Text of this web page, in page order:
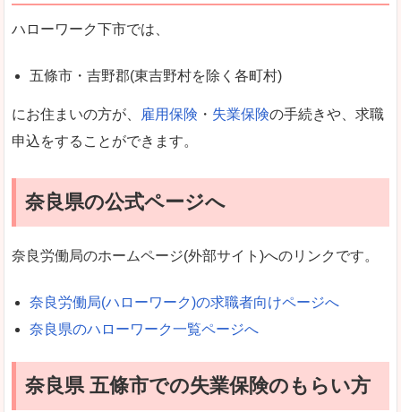
ハローワーク下市では、
五條市・吉野郡(東吉野村を除く各町村)
にお住まいの方が、 雇用保険 ・ 失業保険の手続きや、求職
申込をすることができます。
奈良県の公式ページへ
奈良労働局のホームページ(外部サイト)へのリンクです。
奈良労働局(ハローワーク)の求職者向けページへ
奈良県のハローワーク一覧ページへ
奈良県 五條市での失業保険のもらい方